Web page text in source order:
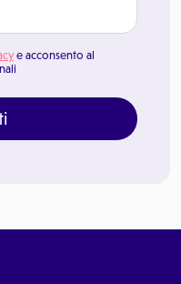
e acconsento al